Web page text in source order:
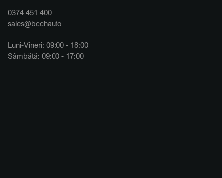
0374 451 400
sales@bcchauto
Luni-Vineri: 09:00 - 18:00
Sâmbătă: 09:00 - 17:00